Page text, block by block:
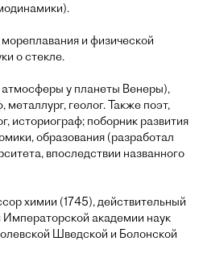
и физической
о стекле.
у планеты Венеры),
металлург, геолог. Также поэт,
историограф; поборник развития
образования (разработал
впоследствии названного
химии (1745), действительный
академии наук
Шведской и Болонской